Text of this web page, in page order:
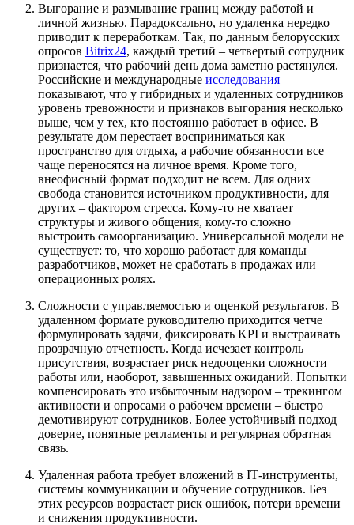
Выгорание и размывание границ между работой и
личной жизнью. Парадоксально, но удаленка нередко
приводит к переработкам. Так, по данным белорусских
опросов Bitrix24, каждый третий – четвертый сотрудник
признается, что рабочий день дома заметно растянулся.
Российские и международные исследования
показывают, что у гибридных и удаленных сотрудников
уровень тревожности и признаков выгорания несколько
выше, чем у тех, кто постоянно работает в офисе. В
результате дом перестает восприниматься как
пространство для отдыха, а рабочие обязанности все
чаще переносятся на личное время. Кроме того,
внеофисный формат подходит не всем. Для одних
свобода становится источником продуктивности, для
других – фактором стресса. Кому-то не хватает
структуры и живого общения, кому-то сложно
выстроить самоорганизацию. Универсальной модели не
существует: то, что хорошо работает для команды
разработчиков, может не сработать в продажах или
операционных ролях.
Сложности с управляемостью и оценкой результатов. В
удаленном формате руководителю приходится четче
формулировать задачи, фиксировать KPI и выстраивать
прозрачную отчетность. Когда исчезает контроль
присутствия, возрастает риск недооценки сложности
работы или, наоборот, завышенных ожиданий. Попытки
компенсировать это избыточным надзором – трекингом
активности и опросами о рабочем времени – быстро
демотивируют сотрудников. Более устойчивый подход –
доверие, понятные регламенты и регулярная обратная
связь.
Удаленная работа требует вложений в IT‑инструменты,
системы коммуникации и обучение сотрудников. Без
этих ресурсов возрастает риск ошибок, потери времени
и снижения продуктивности.